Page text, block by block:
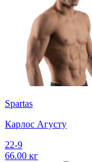
Spartas
Карлос Агусту
22-9
66.00 кг